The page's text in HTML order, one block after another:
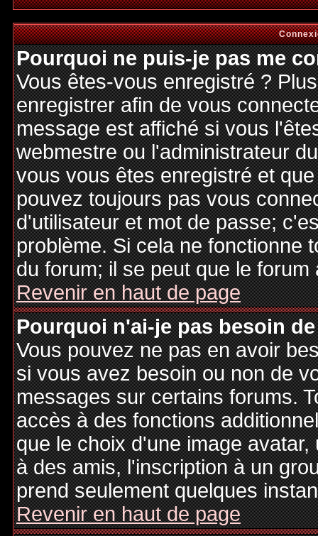
Pourquoi ne puis-je pas me
Vous êtes-vous enregistré ?
enregistrer afin de vous
message est affiché si vous
webmestre ou l'administrateur
vous vous êtes enregistré et
pouvez toujours pas vous
d'utilisateur et mot de passe;
problème. Si cela ne fonctionne
du forum; il se peut que le
Revenir en haut de page
Pourquoi n'ai-je pas besoin
Vous pouvez ne pas en avoir
si vous avez besoin ou non de
messages sur certains forums.
accès à des fonctions
que le choix d'une image
à des amis, l'inscription à un
prend seulement quelques
Revenir en haut de page